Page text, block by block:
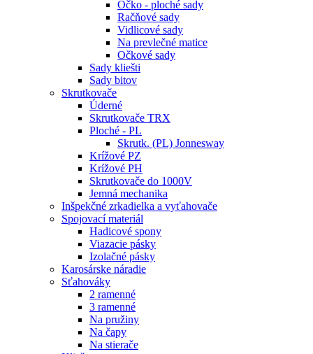
Očko - ploché sady
Račňové sady
Vidlicové sady
Na prevlečné matice
Očkové sady
Sady kliešti
Sady bitov
Skrutkovače
Úderné
Skrutkovače TRX
Ploché - PL
Skrutk. (PL) Jonnesway
Krížové PZ
Krížové PH
Skrutkovače do 1000V
Jemná mechanika
Inšpekčné zrkadielka a vyťahovače
Spojovací materiál
Hadicové spony
Viazacie pásky
Izolačné pásky
Karosárske náradie
Sťahováky
2 ramenné
3 ramenné
Na pružiny
Na čapy
Na stierače